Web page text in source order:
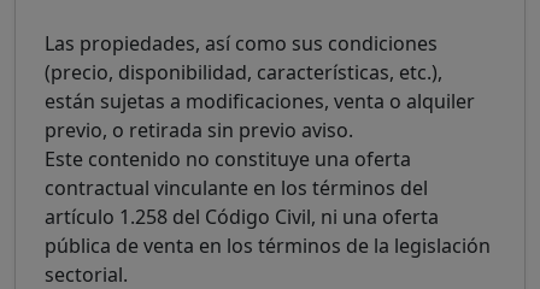
Las propiedades, así como sus condiciones
(precio, disponibilidad, características, etc.),
están sujetas a modificaciones, venta o alquiler
previo, o retirada sin previo aviso.
Este contenido no constituye una oferta
contractual vinculante en los términos del
artículo 1.258 del Código Civil, ni una oferta
pública de venta en los términos de la legislación
sectorial.